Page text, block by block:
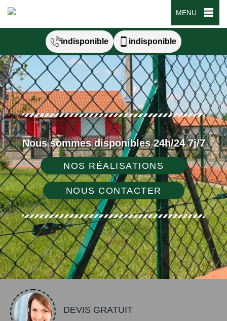
MENU
indisponible indisponible
Nous sommes disponibles 24h/24 7j/7
NOS RÉALISATIONS
NOUS CONTACTER
DEVIS GRATUIT